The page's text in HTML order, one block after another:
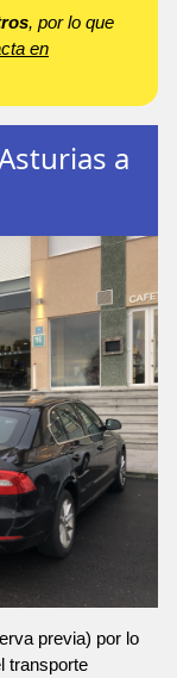
, por lo que
en
a
previa) por lo
transporte